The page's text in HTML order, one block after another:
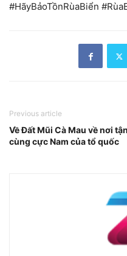
#HãyBảoTồnRùaBiển #
Previous article
Về Đất Mũi Cà Mau về nơi tận
cùng cực Nam của tổ quốc